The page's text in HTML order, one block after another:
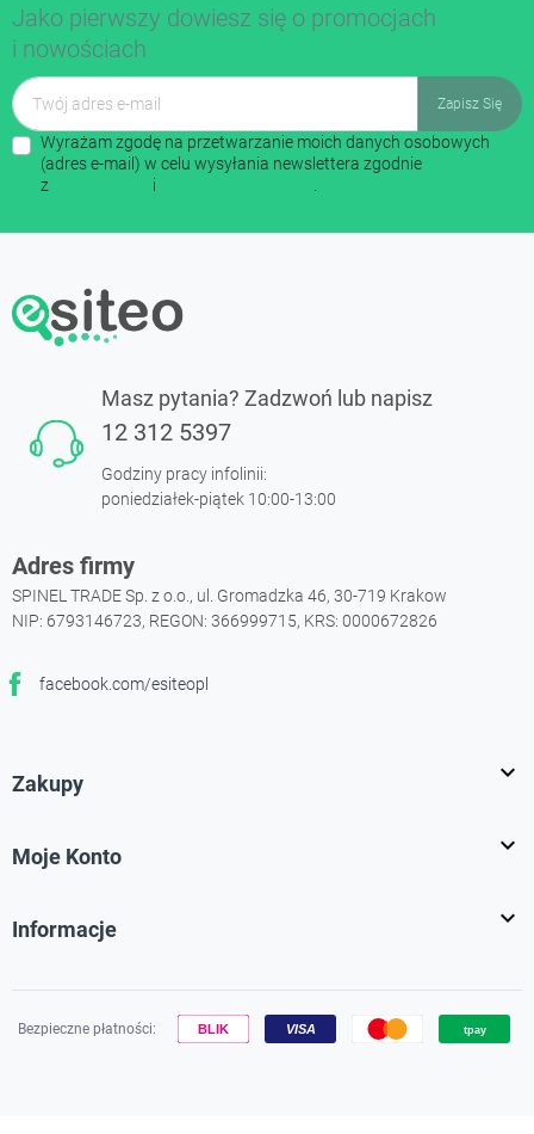
Jako pierwszy dowiesz się o promocjach
i nowościach
Wyrażam zgodę na przetwarzanie moich danych osobowych
(adres e-mail) w celu wysyłania newslettera zgodnie
z
i
Masz pytania? Zadzwoń lub napisz
12 312 5397
Godziny pracy infolinii:
poniedziałek-piątek 10:00-13:00
Adres firmy
SPINEL TRADE Sp. z o.o., ul. Gromadzka 46, 30-719 Krakow
NIP: 6793146723, REGON: 366999715, KRS: 0000672826
facebook.com/esiteopl
Facebook
Zakupy 
Moje Konto 
Informacje 
Bezpieczne płatności: